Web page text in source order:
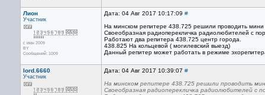
Лион
Участник
с июн 2009
BY
Сообщений: 1009
Дата: 04 Авг 2017 10:17:09 #
На минском репитере 438.725 решили проводить мини
Своеобразная радиоперекличка радиолюбителей с
Работают два репитера 438.725 центр города.
438.825 На кольцевой ( могилевский выезд)
Данный репитер может работать в режиме
lord.6660
Участник
Дата: 04 Авг 2017 10:39:07 #
На минском репитере 438.725 решили проводить
Своеобразная радиоперекличка радиолюбителей с